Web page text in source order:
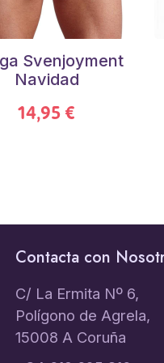
Svenjoyment
Navidad
14,95 €
Contacta con
C/ La Ermita Nº 6,
Polígono de Agrela,
15008 A Coruña